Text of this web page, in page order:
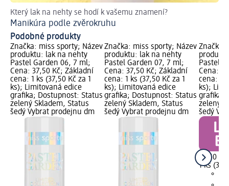
Který lak na nehty se hodí k vašemu znamení?
Manikúra podle zvěrokruhu
Podobné produkty
Značka: miss sporty; Název
produktu: lak na nehty
Pastel Garden 06, 7 ml;
Cena: 37,50 Kč; Základní
cena: 1 ks (37,50 Kč za 1
ks); Limitovaná edice
grafika; Dostupnost: Status
zelený Skladem, Status
šedý Vybrat prodejnu dm
Značka: miss sporty; Název
produktu: lak na nehty
Pastel Garden 07, 7 ml;
Cena: 37,50 Kč; Základní
cena: 1 ks (37,50 Kč za 1
ks); Limitovaná edice
grafika; Dostupnost: Status
zelený Skladem, Status
šedý Vybrat prodejnu dm
Značka:
Pastel
Cena:
cena: 1
ks);
grafika;
zelený
šedý
37,50 Kč
1 ks